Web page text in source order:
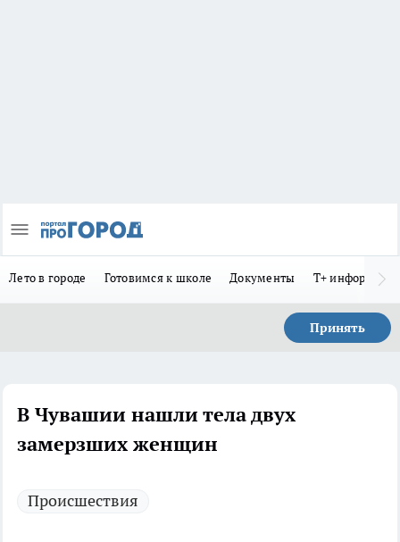
Лето в городе Готовимся к школе Документы Т+
Принять
В Чувашии нашли тела двух
замерзших женщин
Происшествия